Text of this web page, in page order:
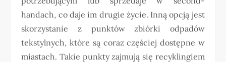
handach, co daje im drugie życie. Inną opcją jest
skorzystanie z punktów zbiórki odpadów
tekstylnych, które są coraz częściej dostępne w
miastach. Takie punkty zajmują się recyklingiem